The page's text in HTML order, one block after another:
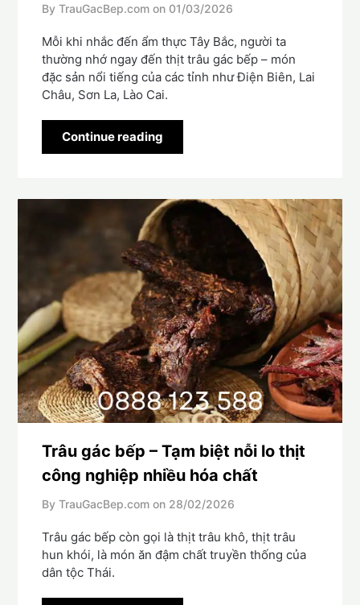
By TrauGacBep.com on 01/03/2026
Mỗi khi nhắc đến ẩm thực Tây Bắc, người ta
thường nhớ ngay đến thịt trâu gác bếp – món
đặc sản nổi tiếng của các tỉnh như Điện Biên, Lai
Châu, Sơn La, Lào Cai.
Continue reading
Trâu gác bếp – Tạm biệt nỗi lo thịt
công nghiệp nhiều hóa chất
By TrauGacBep.com on 28/02/2026
Trâu gác bếp còn gọi là thịt trâu khô, thịt trâu
hun khói, là món ăn đậm chất truyền thống của
dân tộc Thái.